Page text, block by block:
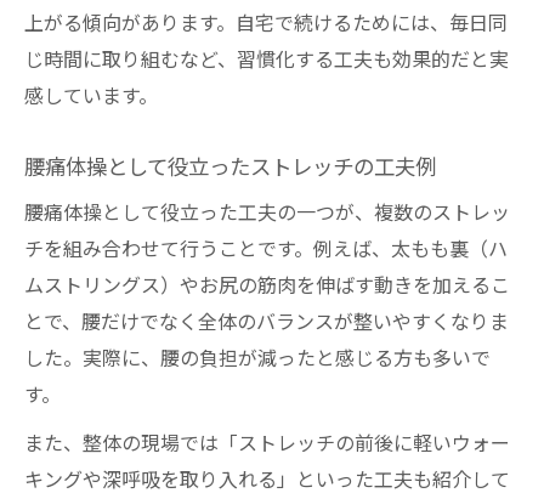
上がる傾向があります。自宅で続けるためには、毎日同
じ時間に取り組むなど、習慣化する工夫も効果的だと実
感しています。
腰痛体操として役立ったストレッチの工夫例
腰痛体操として役立った工夫の一つが、複数のストレッ
チを組み合わせて行うことです。例えば、太もも裏（ハ
ムストリングス）やお尻の筋肉を伸ばす動きを加えるこ
とで、腰だけでなく全体のバランスが整いやすくなりま
した。実際に、腰の負担が減ったと感じる方も多いで
す。
また、整体の現場では「ストレッチの前後に軽いウォー
キングや深呼吸を取り入れる」といった工夫も紹介して